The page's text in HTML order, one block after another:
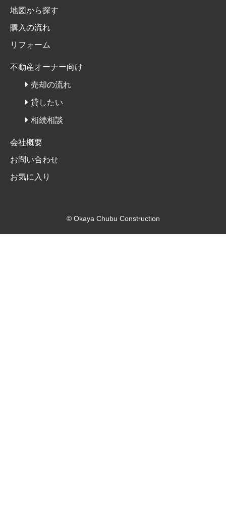
地図から探す
購入の流れ
リフォーム
不動産オーナー向け
売却の流れ
貸したい
相続相談
会社概要
お問い合わせ
お気に入り
© Okaya Chubu Construction